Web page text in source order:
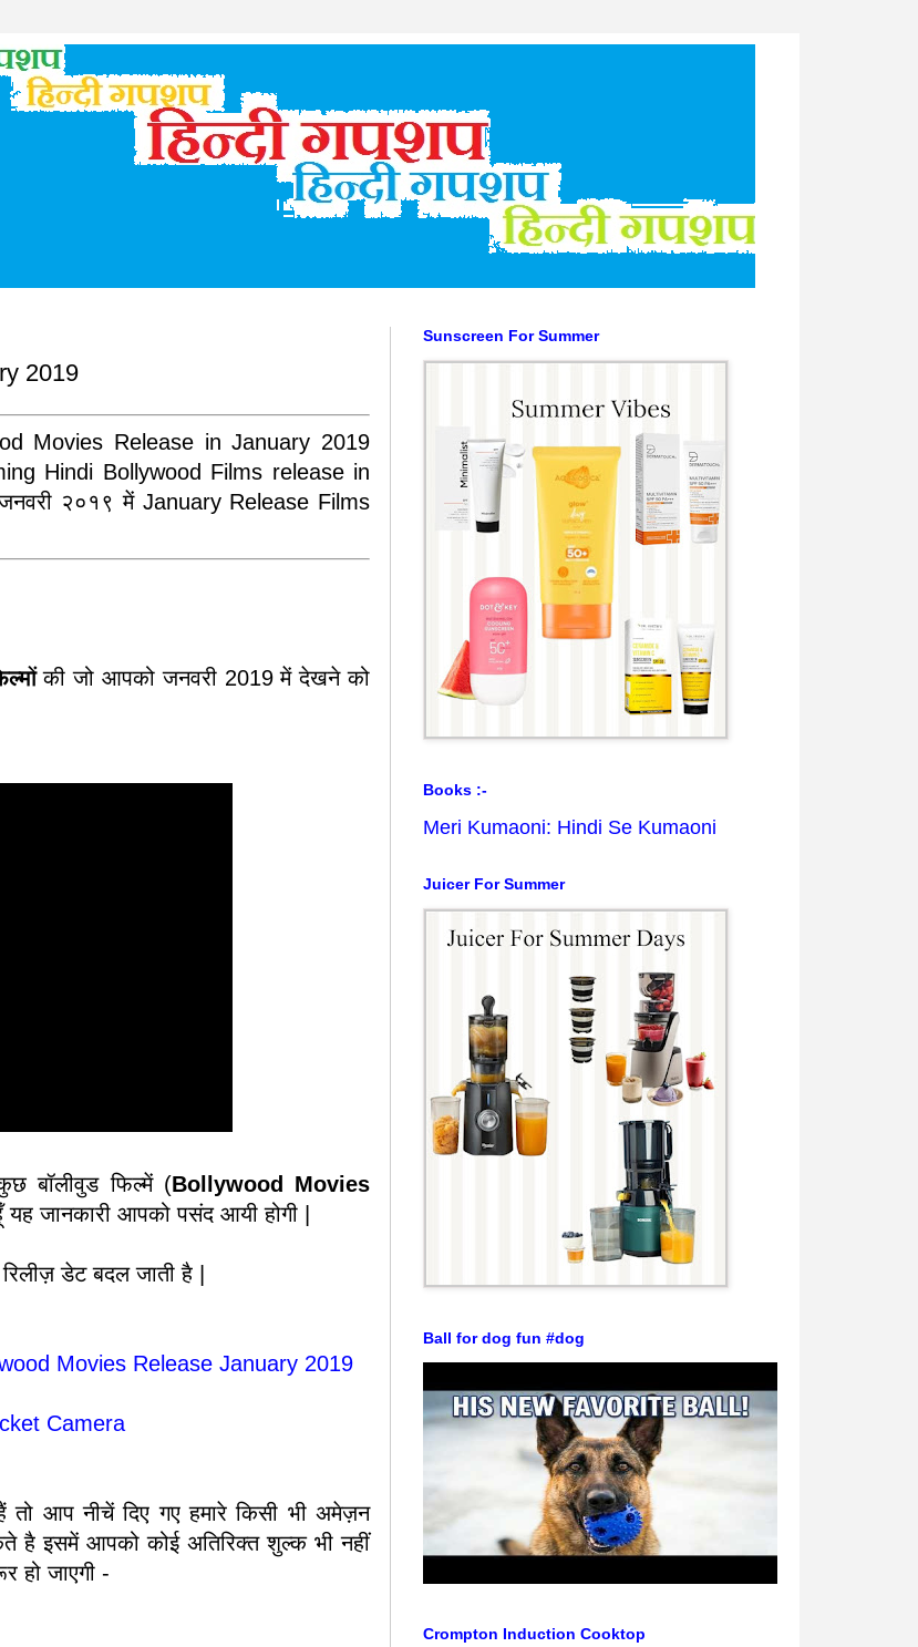
2019
Movies Release in January 2019
Hindi Bollywood Films release in
जनवरी २०१९ में January Release Films
की जो आपको जनवरी 2019 में देखने को
बॉलीवुड फिल्में (Bollywood Movies
जानकारी आपको पसंद आयी होगी |
डेट बदल जाती है |
Movies Release January 2019
Camera
तो आप नीचें दिए गए हमारे किसी भी अमेज़न
है इसमें आपको कोई अतिरिक्त शुल्क भी नहीं
हो जाएगी -
Sunscreen For Summer
Books :-
Meri Kumaoni: Hindi Se Kumaoni
Juicer For Summer
Ball for dog fun #dog
Crompton Induction Cooktop